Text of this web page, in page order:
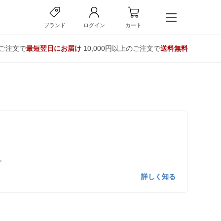
ブランド ログイン カート
注文で最短翌日にお届け10,000円以上のご注文で送料無料
詳しく知る